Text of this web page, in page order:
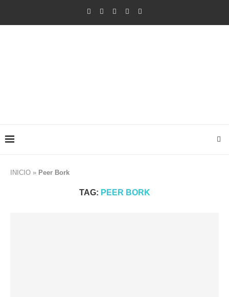
INICIO » Peer Bork
TAG: PEER BORK